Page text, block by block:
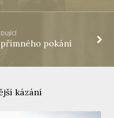
pokání
kázání